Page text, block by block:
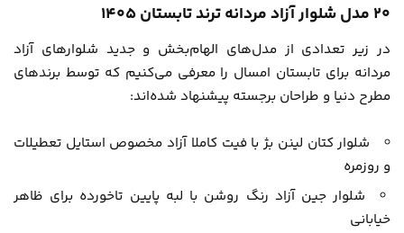
۲۰ مدل شلوار آزاد مردانه ترند تابستان 1405
در زیر تعدادی از مدل‌های الهام‌بخش و جدید شلوارهای آزاد
مردانه برای تابستان امسال را معرفی می‌کنیم که توسط برندهای
مطرح دنیا و طراحان برجسته پیشنهاد شده‌اند:
شلوار کتان لینن بژ با فیت کاملا آزاد مخصوص استایل تعطیلات
و روزمره
شلوار جین آزاد رنگ روشن با لبه پایین تاخورده برای ظاهر
خیابانی